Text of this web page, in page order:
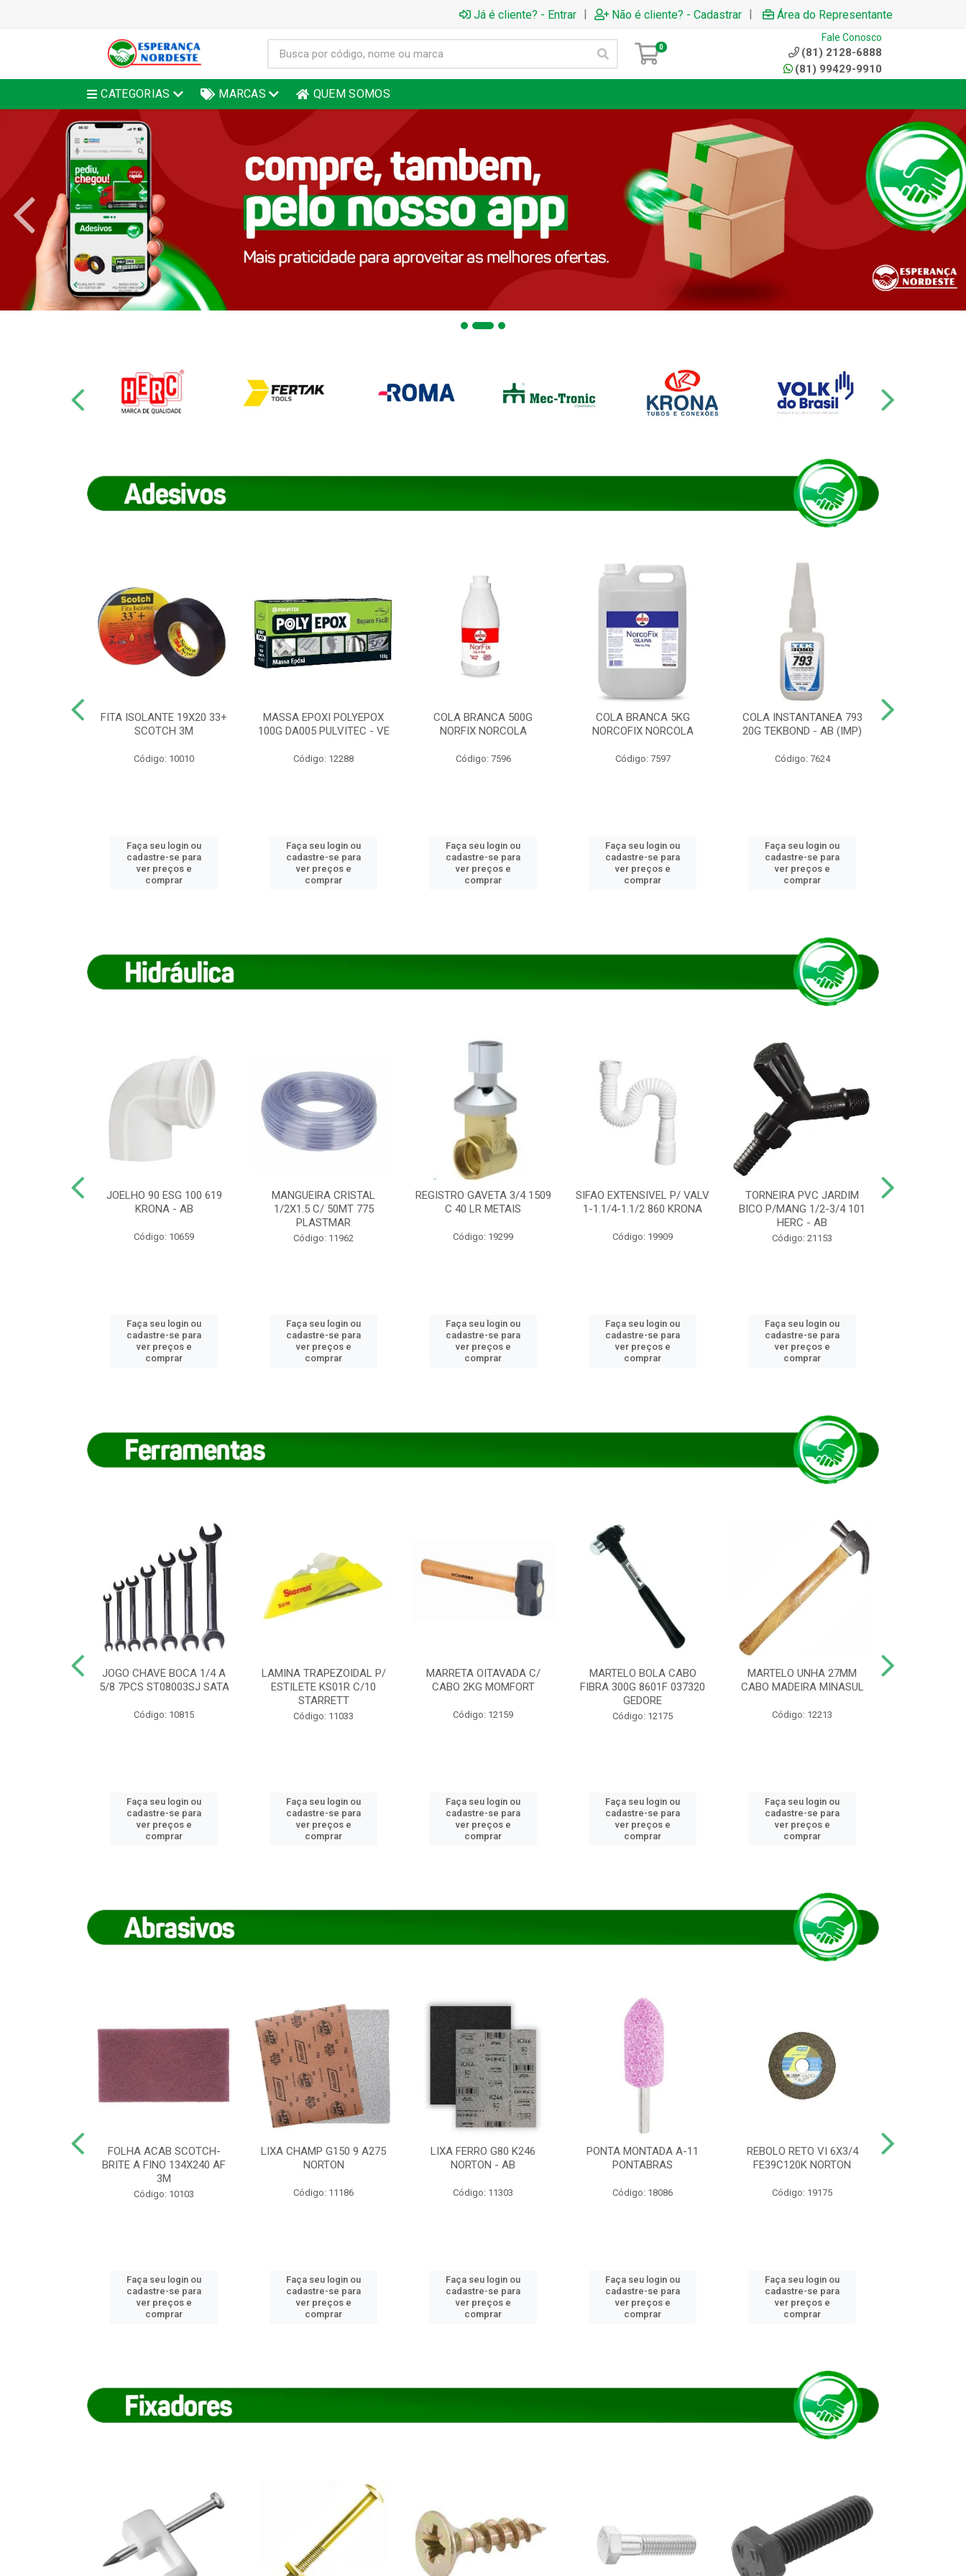
Já é cliente? - Entrar | Não é cliente? - Cadastrar | Área do Representante
0
Fale Conosco
(81) 2128-6888
(81) 99429-9910
CATEGORIAS MARCAS QUEM SOMOS
FITA ISOLANTE 19X20 33+
SCOTCH 3M
Código: 10010
Faça seu login ou
cadastre-se para
ver preços e
comprar
MASSA EPOXI POLYEPOX
100G DA005 PULVITEC - VE
Código: 12288
Faça seu login ou
cadastre-se para
ver preços e
comprar
COLA BRANCA 500G
NORFIX NORCOLA
Código: 7596
Faça seu login ou
cadastre-se para
ver preços e
comprar
COLA BRANCA 5KG
NORCOFIX NORCOLA
Código: 7597
Faça seu login ou
cadastre-se para
ver preços e
comprar
COLA INSTANTANEA 793
20G TEKBOND - AB (IMP)
Código: 7624
Faça seu login ou
cadastre-se para
ver preços e
comprar
JOELHO 90 ESG 100 619
KRONA - AB
Código: 10659
Faça seu login ou
cadastre-se para
ver preços e
comprar
MANGUEIRA CRISTAL
1/2X1.5 C/ 50MT 775
PLASTMAR
Código: 11962
Faça seu login ou
cadastre-se para
ver preços e
comprar
REGISTRO GAVETA 3/4 1509
C 40 LR METAIS
Código: 19299
Faça seu login ou
cadastre-se para
ver preços e
comprar
SIFAO EXTENSIVEL P/ VALV
1-1.1/4-1.1/2 860 KRONA
Código: 19909
Faça seu login ou
cadastre-se para
ver preços e
comprar
TORNEIRA PVC JARDIM
BICO P/MANG 1/2-3/4 101
HERC - AB
Código: 21153
Faça seu login ou
cadastre-se para
ver preços e
comprar
JOGO CHAVE BOCA 1/4 A
5/8 7PCS ST08003SJ SATA
Código: 10815
Faça seu login ou
cadastre-se para
ver preços e
comprar
LAMINA TRAPEZOIDAL P/
ESTILETE KS01R C/10
STARRETT
Código: 11033
Faça seu login ou
cadastre-se para
ver preços e
comprar
MARRETA OITAVADA C/
CABO 2KG MOMFORT
Código: 12159
Faça seu login ou
cadastre-se para
ver preços e
comprar
MARTELO BOLA CABO
FIBRA 300G 8601F 037320
GEDORE
Código: 12175
Faça seu login ou
cadastre-se para
ver preços e
comprar
MARTELO UNHA 27MM
CABO MADEIRA MINASUL
Código: 12213
Faça seu login ou
cadastre-se para
ver preços e
comprar
FOLHA ACAB SCOTCH-
BRITE A FINO 134X240 AF
3M
Código: 10103
Faça seu login ou
cadastre-se para
ver preços e
comprar
LIXA CHAMP G150 9 A275
NORTON
Código: 11186
Faça seu login ou
cadastre-se para
ver preços e
comprar
LIXA FERRO G80 K246
NORTON - AB
Código: 11303
Faça seu login ou
cadastre-se para
ver preços e
comprar
PONTA MONTADA A-11
PONTABRAS
Código: 18086
Faça seu login ou
cadastre-se para
ver preços e
comprar
REBOLO RETO VI 6X3/4
FE39C120K NORTON
Código: 19175
Faça seu login ou
cadastre-se para
ver preços e
comprar